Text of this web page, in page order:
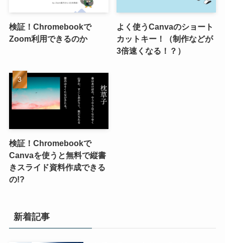
検証！Chromebookで
Zoom利用できるのか
よく使うCanvaのショート
カットキー！（制作などが
3倍速くなる！？）
検証！Chromebookで
Canvaを使うと無料で縦書
きスライド資料作成できる
の!?
新着記事